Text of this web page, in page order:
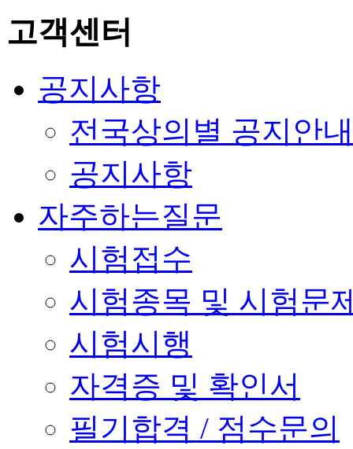
고객센터
공지사항
전국상의별 공지안내
공지사항
자주하는질문
시험접수
시험종목 및 시험문
시험시행
자격증 및 확인서
필기합격 / 점수문의